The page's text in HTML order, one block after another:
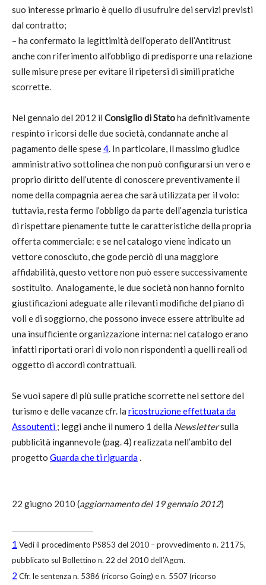
suo interesse primario è quello di usufruire dei servizi previsti
dal contratto;
– ha confermato la legittimità dell’operato dell’Antitrust
anche con riferimento all’obbligo di predisporre una relazione
sulle misure prese per evitare il ripetersi di simili pratiche
scorrette.
Nel gennaio del 2012 il Consiglio di Statoha definitivamente
respinto i ricorsi delle due società, condannate anche al
pagamento delle spese4. In particolare, il massimo giudice
amministrativo sottolinea che non può configurarsi un vero e
proprio diritto dell’utente di conoscere preventivamente il
nome della compagnia aerea che sarà utilizzata per il volo:
tuttavia, resta fermo l’obbligo da parte dell’agenzia turistica
di rispettare pienamente tutte le caratteristiche della propria
offerta commerciale: e se nel catalogo viene indicato un
vettore conosciuto, che gode perciò di una maggiore
affidabilità, questo vettore non può essere successivamente
sostituito. Analogamente, le due società non hanno fornito
giustificazioni adeguate alle rilevanti modifiche del piano di
voli e di soggiorno, che possono invece essere attribuite ad
una insufficiente organizzazione interna: nel catalogo erano
infatti riportati orari di volo non rispondenti a quelli reali od
oggetto di accordi contrattuali.
Se vuoi sapere di più sulle pratiche scorrette nel settore del
turismo e delle vacanze cfr. la ricostruzione effettuata da
Assoutenti ; leggi anche il numero 1 della Newslettersulla
pubblicità ingannevole (pag. 4) realizzata nell’ambito del
progetto Guarda che ti riguarda.
22 giugno 2010 (aggiornamento del 19 gennaio 2012)
1 Vedi il procedimento PS853 del 2010 – provvedimento n. 21175,
pubblicato sul Bollettino n. 22 del 2010 dell’Agcm.
2 Cfr. le sentenza n. 5386 (ricorso Going) e n. 5507 (ricorso